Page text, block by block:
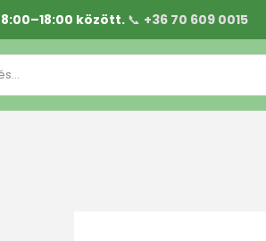
között.📞 +36 70 609 0015